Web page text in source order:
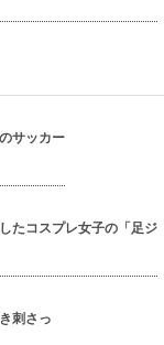
サッカー
たコスプレ女子の「足ジ
刺さっ